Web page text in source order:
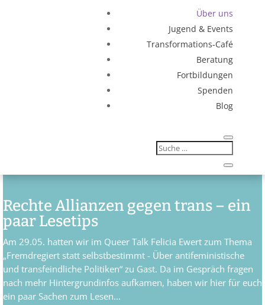
Über uns
Jugend & Events
Transformations-Café
Beratung
Fortbildungen
Spenden
Blog
Rechte Allianzen gegen trans – ein
paar Lesetips
Am 29.05. hatten wir im Queer Talk Felicia Ewert zum Thema
„Fremdregiert statt selbstbestimmt - Über antifeministische
und transfeindliche Politiken“ zu Gast. Da im Gespräch fragen
nach mehr Hintergrundinfos aufkamen, haben wir hier für euch
ein paar Sachen zum Lesen...